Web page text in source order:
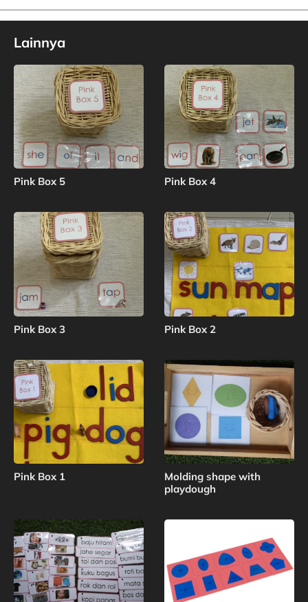
Lainnya
Pink Box 5 Pink Box 4
Pink Box 3 Pink Box 2
Pink Box 1
Molding shape with
playdough